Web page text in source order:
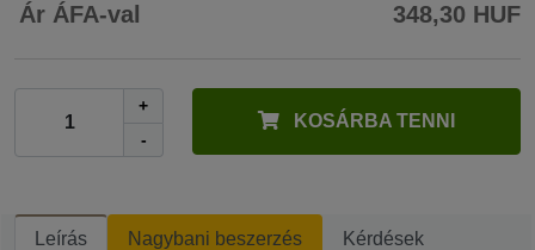
Ár ÁFA-val 348,30 HUF
+
-
KOSÁRBA TENNI
Leírás Nagybani beszerzés Kérdések